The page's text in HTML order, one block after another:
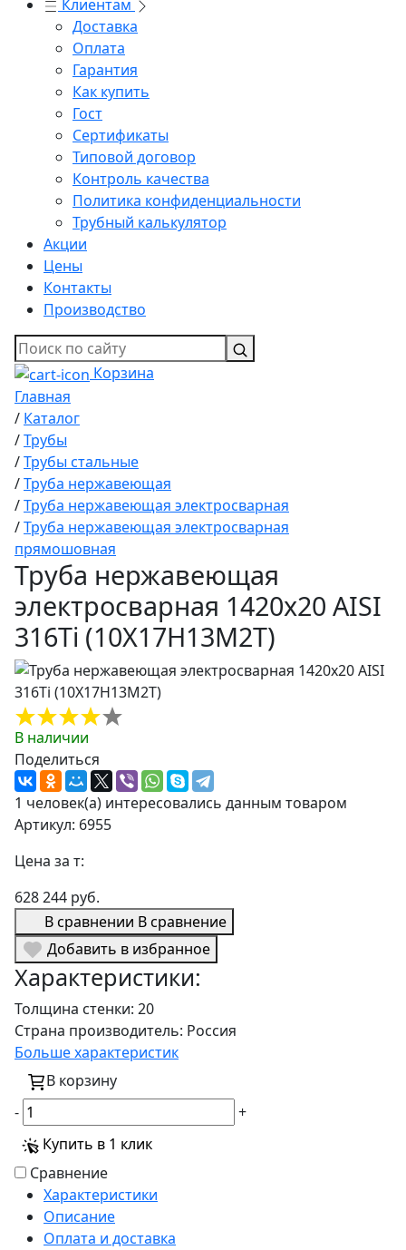
Клиентам
Доставка
Оплата
Гарантия
Как купить
Гост
Сертификаты
Типовой договор
Контроль качества
Политика конфиденциальности
Трубный калькулятор
Акции
Цены
Контакты
Производство
Корзина
Главная
/ Каталог
/Трубы
/Трубы стальные
/Труба нержавеющая
/Труба нержавеющая электросварная
/Труба нержавеющая электросварная
прямошовная
Труба нержавеющая
электросварная 1420х20 AISI
316Ti (10Х17Н13М2Т)
В наличии
Поделиться
1 человек(а) интересовались данным товаром
Артикул: 6955
Цена за т:
628 244 руб.
В сравнении В сравнение
Добавить в избранное
Характеристики:
Толщина стенки: 20
Страна производитель: Россия
Больше характеристик
В корзину
-
+
Купить в 1 клик
Сравнение
Характеристики
Описание
Оплата и доставка